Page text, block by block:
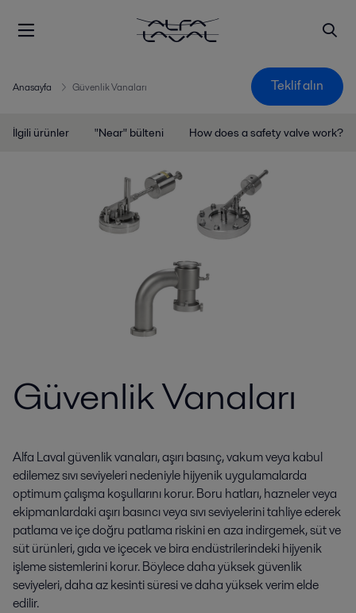
Anasayfa Güvenlik Vanaları Teklif alın
İlgili ürünler "Near" bülteni How does a safety valve work?
Güvenlik Vanaları
Alfa Laval güvenlik vanaları, aşırı basınç, vakum veya kabul
edilemez sıvı seviyeleri nedeniyle hijyenik uygulamalarda
optimum çalışma koşullarını korur. Boru hatları, hazneler veya
ekipmanlardaki aşırı basıncı veya sıvı seviyelerini tahliye ederek
patlama ve içe doğru patlama riskini en aza indirgemek, süt ve
süt ürünleri, gıda ve içecek ve bira endüstrilerindeki hijyenik
işleme sistemlerini korur. Böylece daha yüksek güvenlik
seviyeleri, daha az kesinti süresi ve daha yüksek verim elde
edilir.